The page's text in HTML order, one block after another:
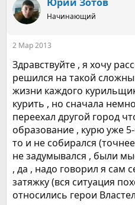
т
е
а
ч
Начинающий
2 Мар 2013
Здравствуйте , я хочу
решился на такой
жизни каждого
курить , но сначала
переехал другой город
образование , курю уже
то и не собирался
не задумывался , были
, да , надо говорил я сам
затяжку (вся ситуация
относились герои